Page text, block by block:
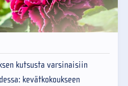
kutsusta varsinaisiin
kevätkokoukseen